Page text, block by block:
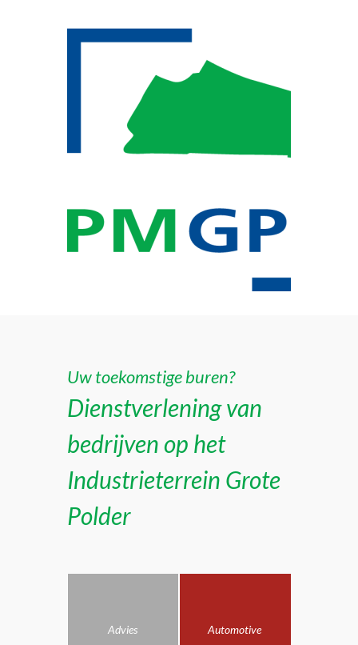
Uw toekomstige buren?
Dienstverlening van
bedrijven op het
Industrieterrein Grote
Polder
Advies Automotive